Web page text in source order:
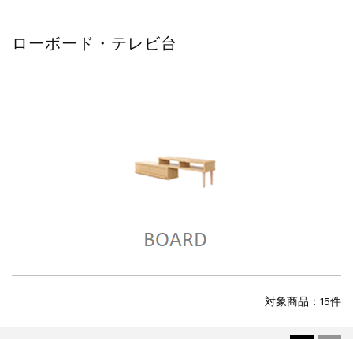
お知らせ
2021.4.13
ローボード・テレビ台
対象商品：15件